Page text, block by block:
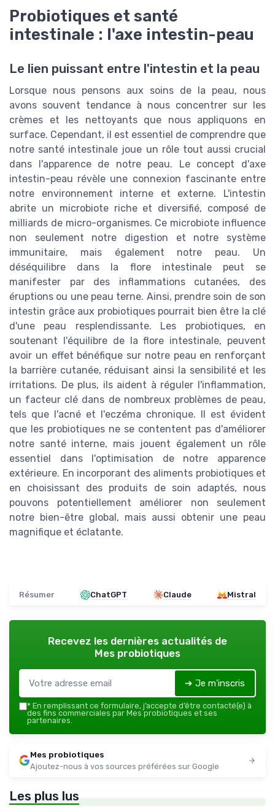
Probiotiques et santé
intestinale : l'axe intestin-peau
Le lien puissant entre l'intestin et la peau
Lorsque nous pensons aux soins de la peau, nous
avons souvent tendance à nous concentrer sur les
crèmes et les nettoyants que nous appliquons en
surface. Cependant, il est essentiel de comprendre que
notre santé intestinale joue un rôle tout aussi crucial
dans l'apparence de notre peau. Le concept d'axe
intestin-peau révèle une connexion fascinante entre
notre environnement interne et externe. L'intestin
abrite un microbiote riche et diversifié, composé de
milliards de micro-organismes. Ce microbiote influence
non seulement notre digestion et notre système
immunitaire, mais également notre peau. Un
déséquilibre dans la flore intestinale peut se
manifester par des inflammations cutanées, des
éruptions ou une peau terne. Ainsi, prendre soin de son
intestin grâce aux probiotiques pourrait bien être la clé
d'une peau resplendissante. Les probiotiques, en
soutenant l'équilibre de la flore intestinale, peuvent
avoir un effet bénéfique sur notre peau en renforçant
la barrière cutanée, réduisant ainsi la sensibilité et les
irritations. De plus, ils aident à réguler l'inflammation,
un facteur clé dans de nombreux problèmes de peau,
tels que l'acné et l'eczéma chronique. Il est évident
que les probiotiques ne se contentent pas d'améliorer
notre santé interne, mais jouent également un rôle
essentiel dans l'optimisation de notre apparence
extérieure. En incorporant des aliments probiotiques et
en choisissant des produits de soin adaptés, nous
pouvons potentiellement améliorer non seulement
notre bien-être global, mais aussi obtenir une peau
magnifique et éclatante.
Résumer ChatGPT Claude Mistral
Recevez les dernières actualités de
Mes probiotiques
➔ Je m'inscris
* En remplissant ce formulaire, j’accepte d’être contacté(e) à
des fins commerciales par Mes probiotiques et ses
partenaires.
Mes probiotiques
Ajoutez-nous à vos sources préférées sur Google
Les plus lus